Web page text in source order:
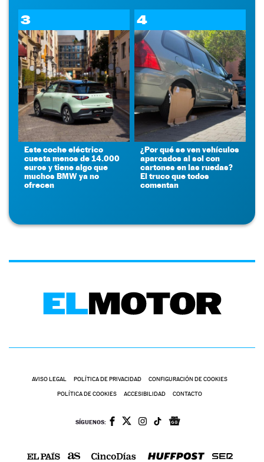
3
Este coche eléctrico
cuesta menos de 14.000
euros y tiene algo que
muchos BMW ya no
ofrecen
4
¿Por qué se ven vehículos
aparcados al sol con
cartones en las ruedas?
El truco que todos
comentan
AVISO LEGAL POLÍTICA DE PRIVACIDAD CONFIGURACIÓN DE COOKIES
POLÍTICA DE COOKIES ACCESIBILIDAD CONTACTO
SÍGUENOS: